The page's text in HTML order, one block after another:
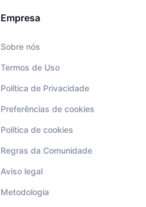
Empresa
Sobre nós
Termos de Uso
Política de Privacidade
Preferências de cookies
Política de cookies
Regras da Comunidade
Aviso legal
Metodologia